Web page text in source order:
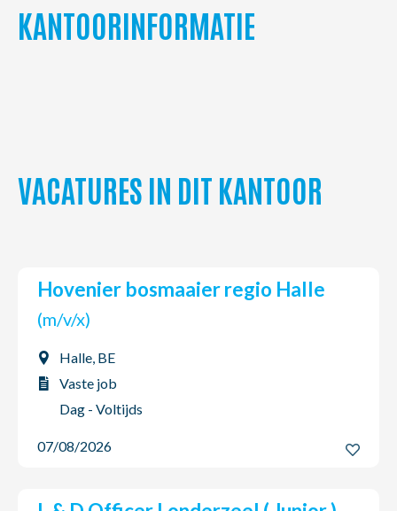
KANTOORINFORMATIE
VACATURES IN DIT KANTOOR
Hovenier bosmaaier regio Halle
(m/v/x)
Halle, BE
Vaste job
Dag - Voltijds
07/08/2026